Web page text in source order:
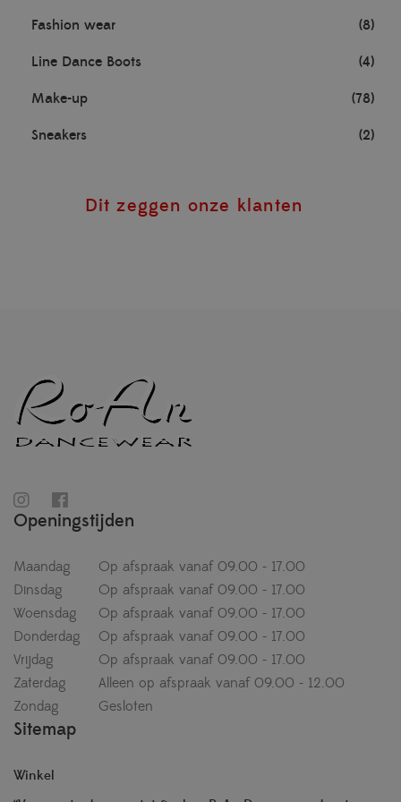
Fashion wear (8)
Line Dance Boots (4)
Make-up (78)
Sneakers (2)
Dit zeggen onze klanten
Openingstijden
Maandag
Op afspraak vanaf 09.00 - 17.00
Dinsdag
Op afspraak vanaf 09.00 - 17.00
Woensdag
Op afspraak vanaf 09.00 - 17.00
Donderdag
Op afspraak vanaf 09.00 - 17.00
Vrijdag
Op afspraak vanaf 09.00 - 17.00
Zaterdag
Alleen op afspraak vanaf 09.00 - 12.00
Zondag
Gesloten
Sitemap
Winkel